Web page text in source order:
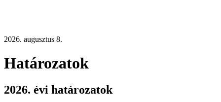
2026. augusztus 8.
Határozatok
2026. évi határozatok